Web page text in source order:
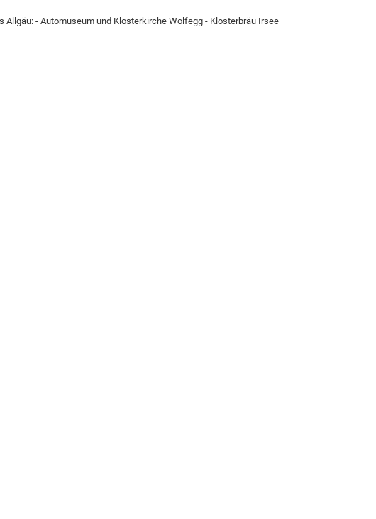
Allgäu: - Automuseum und Klosterkirche Wolfegg - Klosterbräu Irsee